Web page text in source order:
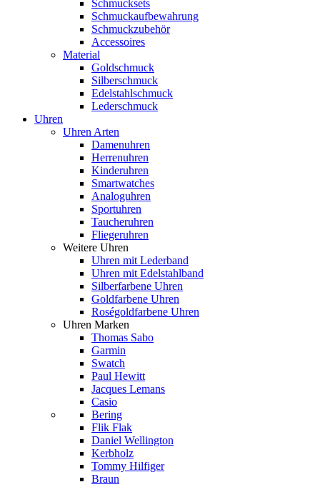
Schmucksets
Schmuckaufbewahrung
Schmuckzubehör
Accessoires
Material
Goldschmuck
Silberschmuck
Edelstahlschmuck
Lederschmuck
Uhren
Uhren Arten
Damenuhren
Herrenuhren
Kinderuhren
Smartwatches
Analoguhren
Sportuhren
Taucheruhren
Fliegeruhren
Weitere Uhren
Uhren mit Lederband
Uhren mit Edelstahlband
Silberfarbene Uhren
Goldfarbene Uhren
Roségoldfarbene Uhren
Uhren Marken
Thomas Sabo
Garmin
Swatch
Paul Hewitt
Jacques Lemans
Casio
Bering
Flik Flak
Daniel Wellington
Kerbholz
Tommy Hilfiger
Braun